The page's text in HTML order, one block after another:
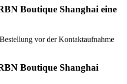
Boutique Shanghai eine
vor der Kontaktaufnahme
Boutique Shanghai